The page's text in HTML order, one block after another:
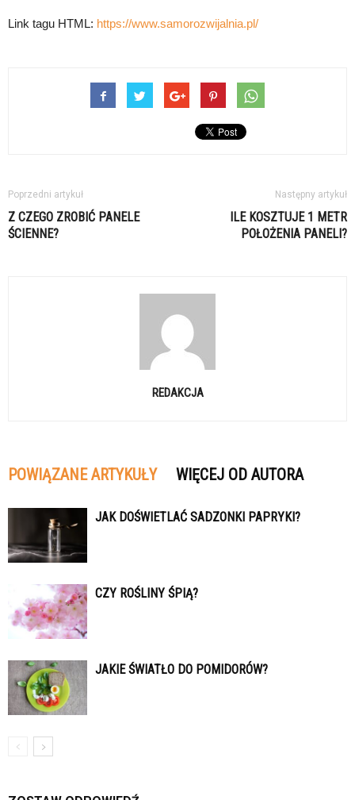
Link tagu HTML: https://www.samorozwijalnia.pl/
Poprzedni artykuł
Z CZEGO ZROBIĆ PANELE
ŚCIENNE?
Następny artykuł
ILE KOSZTUJE 1 METR
POŁOŻENIA PANELI?
REDAKCJA
POWIĄZANE ARTYKUŁY WIĘCEJ OD AUTORA
JAK DOŚWIETLAĆ SADZONKI PAPRYKI?
CZY ROŚLINY ŚPIĄ?
JAKIE ŚWIATŁO DO POMIDORÓW?